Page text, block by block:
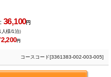
36,100円
人様/1泊）
円
コースコード[3361383-002-003-005]